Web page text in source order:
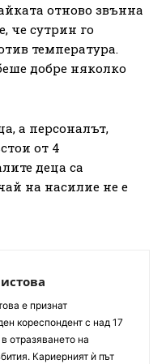
отново звънна
че сутрин го
температура.
добре няколко
а персоналът,
от 4
деца са
на насилие не е
е признат
кореспондент с над 17
отразяването на
Кариерният ѝ път